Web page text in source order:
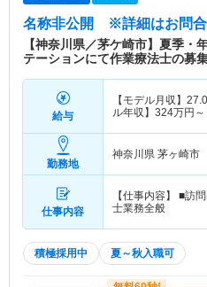
名称非公開 ※詳細はお問合
【神奈川県／茅ケ崎市】夏季
テーションにて作業療法士の募
給与
【モデル月収】 27.0
ル年収】 324万円～
勤務地
神奈川県 茅ヶ崎市
仕事内容
【仕事内容】 ■訪
士業務全般
積極採用中 夏～秋入職可